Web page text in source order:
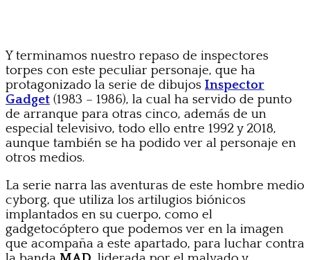
Y terminamos nuestro repaso de inspectores
torpes con este peculiar personaje, que ha
protagonizado la serie de dibujos Inspector
Gadget (1983 – 1986), la cual ha servido de punto
de arranque para otras cinco, además de un
especial televisivo, todo ello entre 1992 y 2018,
aunque también se ha podido ver al personaje en
otros medios.
La serie narra las aventuras de este hombre medio
cyborg, que utiliza los artilugios biónicos
implantados en su cuerpo, como el
gadgetocóptero que podemos ver en la imagen
que acompaña a este apartado, para luchar contra